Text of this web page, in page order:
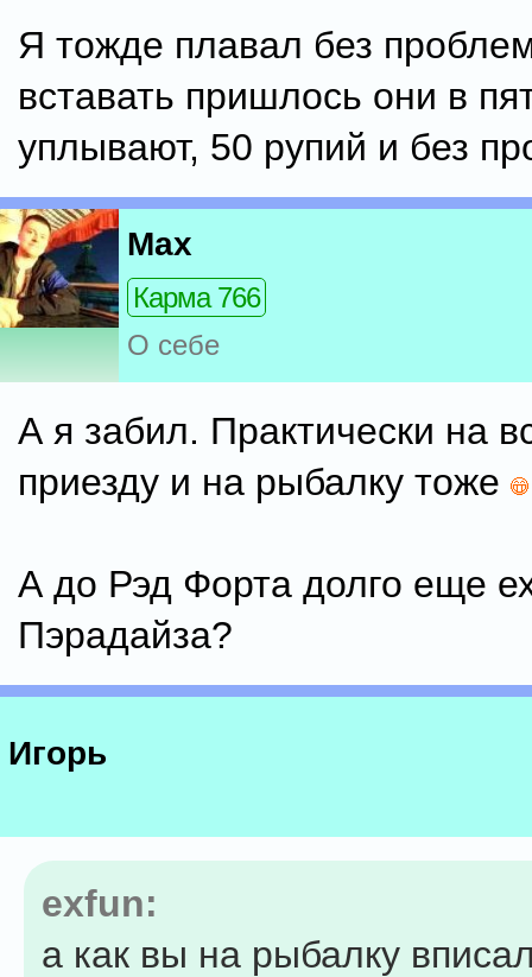
Я тожде плавал без
вставать пришлось они в
уплывают, 50 рупий и без
Max
Карма 766
О себе
А я забил. Практически на
приезду и на рыбалку тоже
А до Рэд Форта долго еще
Пэрадайза?
Игорь
exfun:
а как вы на рыбалку